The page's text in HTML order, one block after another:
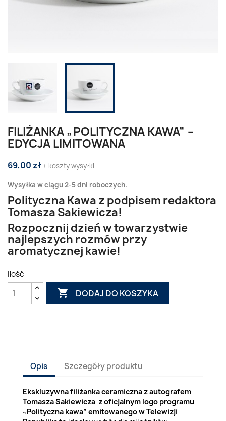
FILIŻANKA „POLITYCZNA KAWA” –
EDYCJA LIMITOWANA
69,00 zł + koszty wysyłki
Wysyłka w ciągu 2-5 dni roboczych.
Polityczna Kawa z podpisem redaktora
Tomasza Sakiewicza!
Rozpocznij dzień w towarzystwie
najlepszych rozmów przy
aromatycznej kawie!
Ilość
 DODAJ DO KOSZYKA
Opis Szczegóły produktu
Ekskluzywna filiżanka ceramiczna z autografem
Tomasza Sakiewicza z oficjalnym logo programu
„Polityczna kawa” emitowanego w Telewizji